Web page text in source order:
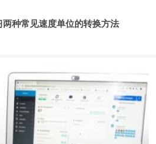
种常见速度单位的转换方法